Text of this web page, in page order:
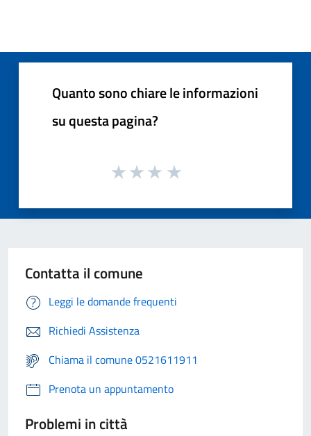
Quanto sono chiare le informazioni
su questa pagina?
Contatta il comune
Leggi le domande frequenti
Richiedi Assistenza
Chiama il comune 0521611911
Prenota un appuntamento
Problemi in città